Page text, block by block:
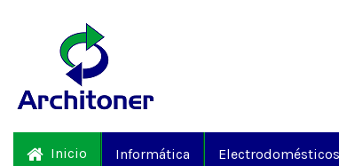
Inicio Informática Electrodomésticos